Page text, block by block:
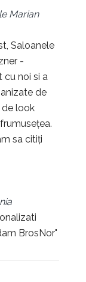
Marian
Saloanele
-
cu noi si a
de
de look
sa citiți
BrosNor"